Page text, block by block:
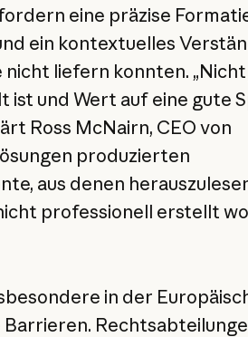
eine präzise
ein kontextuelles
liefern konnten. „Nicht
ist und Wert auf eine gute
Ross McNairn, CEO von
produzierten
aus denen
professionell erstellt
in der
Barrieren.